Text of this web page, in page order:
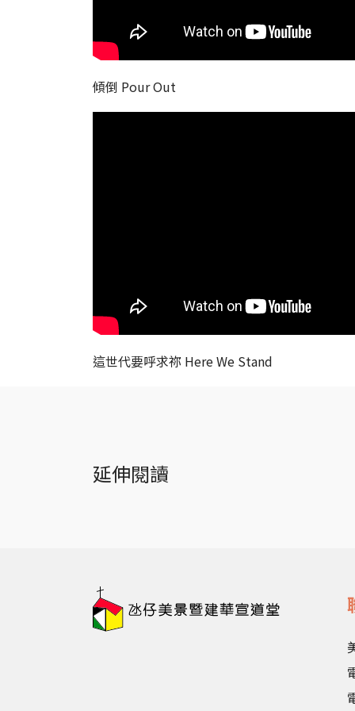
傾倒 Pour Out
這世代要呼求祢 Here We Stand
延伸閱讀